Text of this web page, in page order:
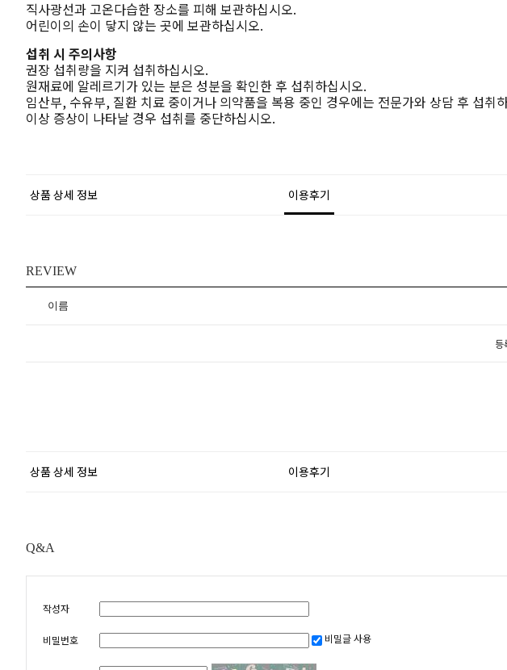
직사광선과 고온다습한 장소를 피해 보관하십시오.
어린이의 손이 닿지 않는 곳에 보관하십시오.
섭취 시 주의사항
권장 섭취량을 지켜 섭취하십시오.
원재료에 알레르기가 있는 분은 성분을 확인한 후 섭취하십시오.
임산부, 수유부, 질환 치료 중이거나 의약품을 복용 중인 경우에는 전문가와 상담 후 섭취
이상 증상이 나타날 경우 섭취를 중단하십시오.
상품 상세 정보 이용후기
REVIEW
이름
등
상품 상세 정보 이용후기
Q&A
작성자
비밀번호 비밀글 사용